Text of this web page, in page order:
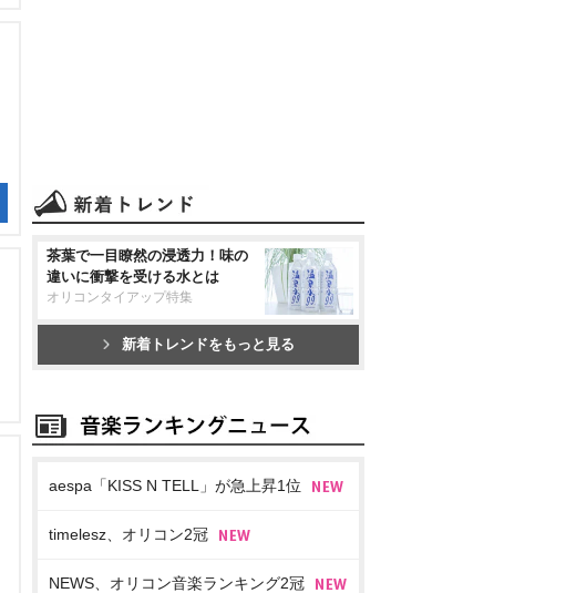
茶葉で一目瞭然の浸透力！味の
違いに衝撃を受ける水とは
オリコンタイアップ特集
新着トレンドをもっと見る
aespa「KISS N TELL」が急上昇1位
timelesz、オリコン2冠
NEWS、オリコン音楽ランキング2冠